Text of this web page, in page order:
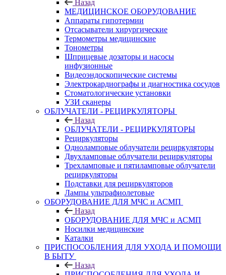
Назад
МЕДИЦИНСКОЕ ОБОРУДОВАНИЕ
Аппараты гипотермии
Отсасыватели хирургические
Термометры медицинские
Тонометры
Шприцевые дозаторы и насосы
инфузионные
Видеоэндоскопические системы
Электрокардиографы и диагностика сосудов
Стоматологические установки
УЗИ сканеры
ОБЛУЧАТЕЛИ - РЕЦИРКУЛЯТОРЫ
Назад
ОБЛУЧАТЕЛИ - РЕЦИРКУЛЯТОРЫ
Рециркуляторы
Одноламповые облучатели рециркуляторы
Двухламповые облучатели рециркуляторы
Трехламповые и пятиламповые облучатели
рециркуляторы
Подставки для рециркуляторов
Лампы ультрафиолетовые
ОБОРУДОВАНИЕ ДЛЯ МЧС и АСМП
Назад
ОБОРУДОВАНИЕ ДЛЯ МЧС и АСМП
Носилки медицинские
Каталки
ПРИСПОСОБЛЕНИЯ ДЛЯ УХОДА И ПОМОЩИ
В БЫТУ
Назад